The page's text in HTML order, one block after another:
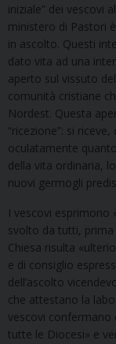
iniziale” dei vescovi
ministero di Pastori
in ascolto. Questi
dato vita ad una
aperto sul vissuto
comunità cristiane
Nordest. Questa
“ricezione”: si
oculatamente
della vita ordinaria,
nuovi germogli
I vescovi esprimono
svolto da tutti, prima
Chiesa risulta
e di consiglio
dell’ascolto
che attestano la
vescovi confermano
tutte le Diocesi» e